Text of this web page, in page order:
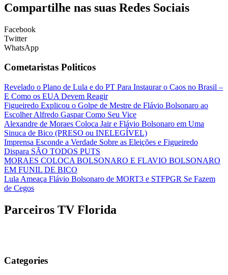
Compartilhe nas suas Redes Sociais
Facebook
Twitter
WhatsApp
Cometaristas Politicos
Revelado o Plano de Lula e do PT Para Instaurar o Caos no Brasil –
E Como os EUA Devem Reagir
Figueiredo Explicou o Golpe de Mestre de Flávio Bolsonaro ao
Escolher Alfredo Gaspar Como Seu Vice
Alexandre de Moraes Coloca Jair e Flávio Bolsonaro em Uma
Sinuca de Bico (PRESO ou INELEGÍVEL)
Imprensa Esconde a Verdade Sobre as Eleições e Figueiredo
Dispara SÃO TODOS PUTS
MORAES COLOCA BOLSONARO E FLAVIO BOLSONARO
EM FUNIL DE BICO
Lula Ameaça Flávio Bolsonaro de MORT3 e STFPGR Se Fazem
de Cegos
Parceiros TV Florida
Categories